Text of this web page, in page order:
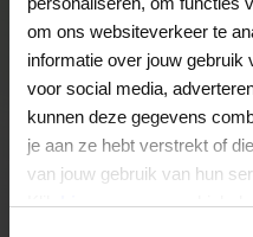
om ons websiteverkeer te
informatie over jouw gebruik
voor social media,
kunnen deze gegevens
je aan ze hebt verstrekt of
van jouw gebruik van hun
Klikhiervoor ons
Laat eten en drinken